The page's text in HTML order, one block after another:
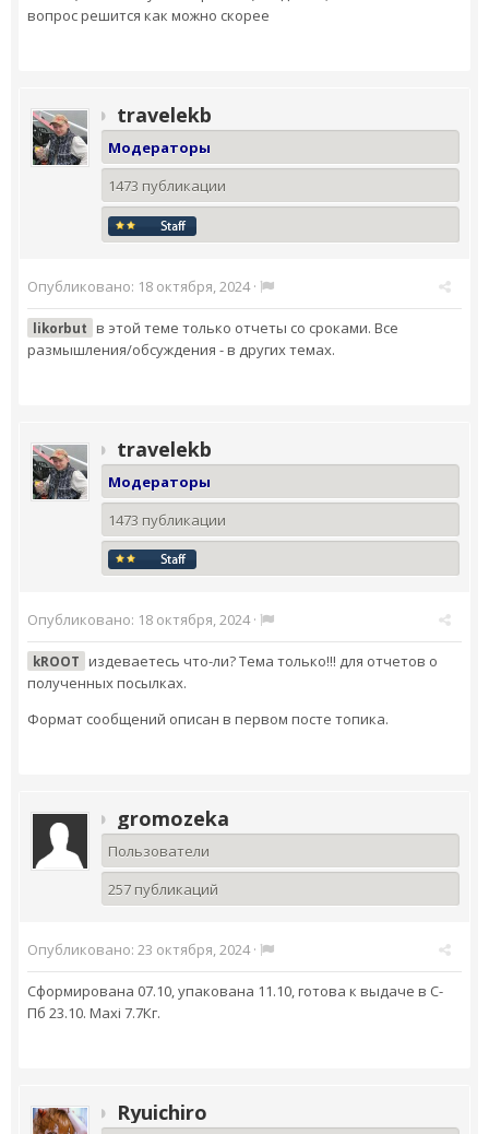
вопрос решится как можно скорее
travelekb
Модераторы
1473 публикации
Опубликовано: 18 октября, 2024·
likorbut в этой теме только отчеты со сроками. Все
размышления/обсуждения - в других темах.
travelekb
Модераторы
1473 публикации
Опубликовано: 18 октября, 2024·
kROOT издеваетесь что-ли? Тема только!!! для отчетов о
полученных посылках.
Формат сообщений описан в первом посте топика.
gromozeka
Пользователи
257 публикаций
Опубликовано: 23 октября, 2024·
Сформирована 07.10, упакована 11.10, готова к выдаче в С-
Пб 23.10. Maxi 7.7Кг.
Ryuichiro